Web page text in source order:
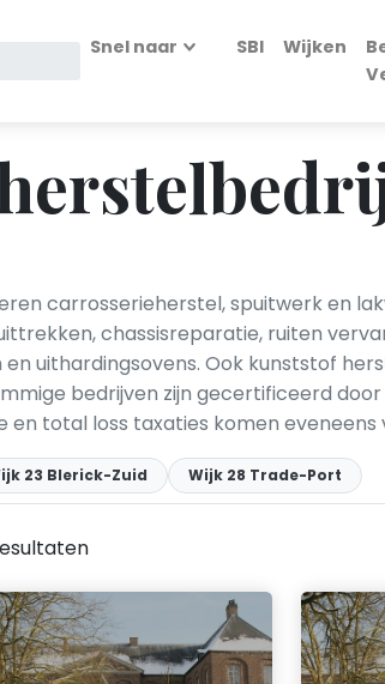
Snel naar SBI Wijken
carrosserieherstel, spuitwerk en
chassisreparatie, ruiten
uithardingsovens. Ook kunststof
bedrijven zijn gecertificeerd
en total loss taxaties komen eveneens
23 Blerick-Zuid Wijk 28 Trade-Port